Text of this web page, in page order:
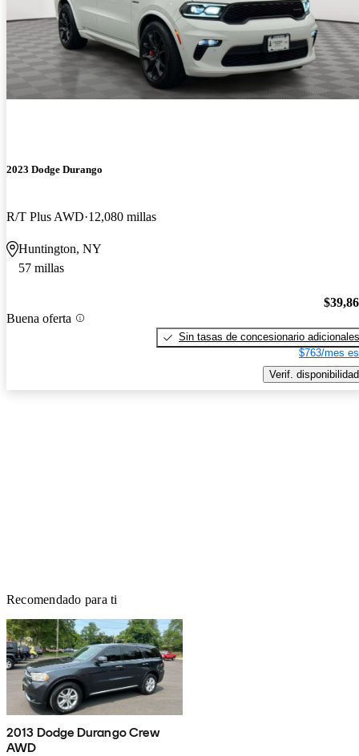
2023 Dodge Durango
R/T Plus AWD 12,080 millas
Huntington, NY
57 millas
Buena oferta
Sin tasas de concesionario adicionales
$763/mes
Verif. disponibilidad
Recomendado para ti
2013 Dodge Durango Crew
AWD